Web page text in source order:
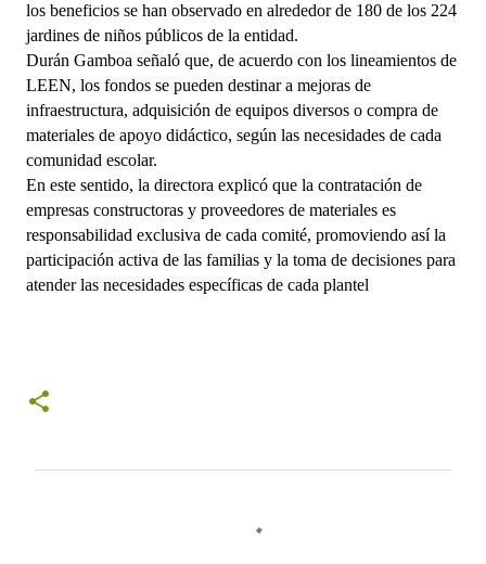
los beneficios se han observado en alrededor de 180 de los 224
jardines de niños públicos de la entidad.
Durán Gamboa señaló que, de acuerdo con los lineamientos de
LEEN, los fondos se pueden destinar a mejoras de
infraestructura, adquisición de equipos diversos o compra de
materiales de apoyo didáctico, según las necesidades de cada
comunidad escolar.
En este sentido, la directora explicó que la contratación de
empresas constructoras y proveedores de materiales es
responsabilidad exclusiva de cada comité, promoviendo así la
participación activa de las familias y la toma de decisiones para
atender las necesidades específicas de cada plantel